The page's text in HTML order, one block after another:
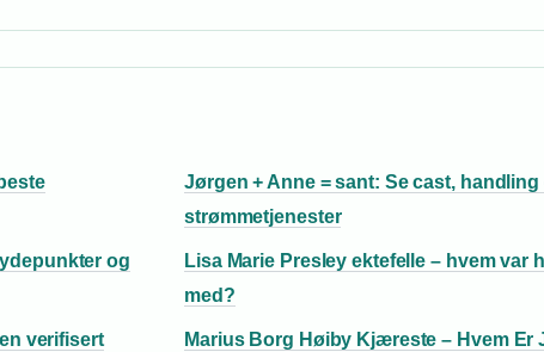
Jørgen + Anne = sant: Se cast, handling
strømmetjenester
og
Lisa Marie Presley ektefelle – hvem var
med?
verifisert
Marius Borg Høiby Kjæreste – Hvem Er